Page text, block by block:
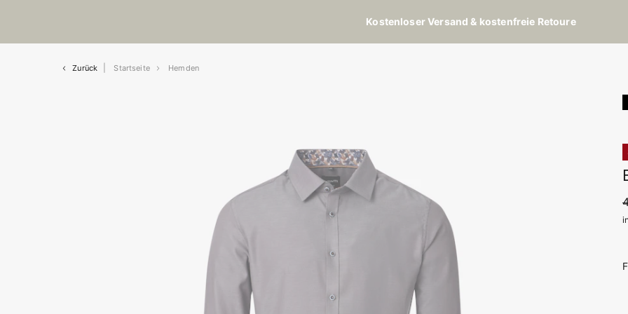
Kostenloser Versand & kostenfreie Retoure
Zurück Startseite Hemden